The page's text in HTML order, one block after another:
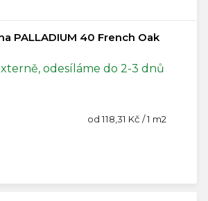
PALLADIUM 40 French Oak
odesíláme do 2-3 dnů
Měrná
od 118,31 Kč / 1 m2